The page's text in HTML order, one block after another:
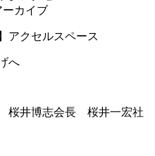
ーカイブ
アクセルスペース
へ